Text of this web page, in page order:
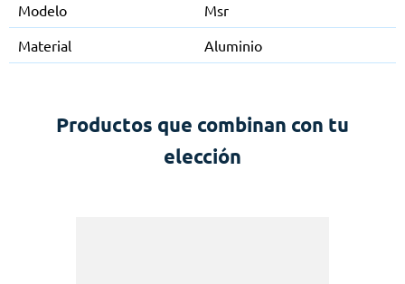
Modelo
Msr
Material
Aluminio
Productos que combinan con tu
elección